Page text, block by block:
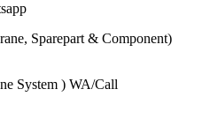
Sparepart & Component)
System ) WA/Call